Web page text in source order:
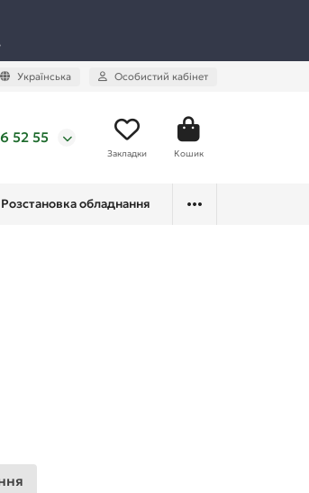
Українська Особистий кабінет
52 55
Закладки Кошик
Розстановка обладнання